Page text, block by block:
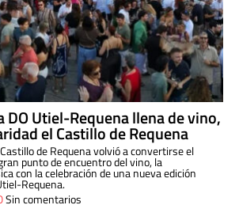
DO Utiel-Requena llena de vino,
el Castillo de Requena
de Requena volvió a convertirse el
punto de encuentro del vino, la
con la celebración de una nueva edición
Requena.
Sin comentarios